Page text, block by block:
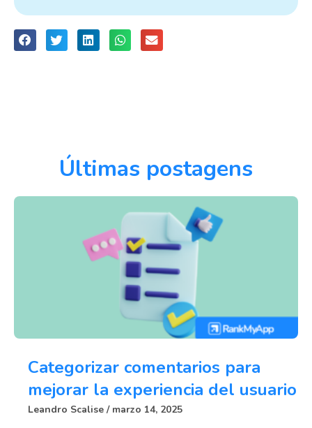
Últimas postagens
Categorizar comentarios para
mejorar la experiencia del usuario
Leandro Scalise marzo 14, 2025